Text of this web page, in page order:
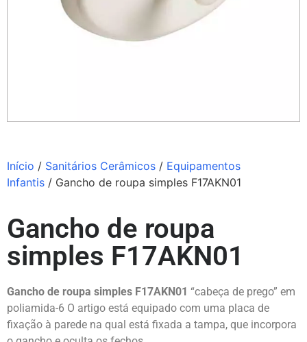
Início / Sanitários Cerâmicos / Equipamentos
Infantis / Gancho de roupa simples F17AKN01
Gancho de roupa
simples F17AKN01
Gancho de roupa simples F17AKN01 “cabeça de prego” em
poliamida-6 O artigo está equipado com uma placa de
fixação à parede na qual está fixada a tampa, que incorpora